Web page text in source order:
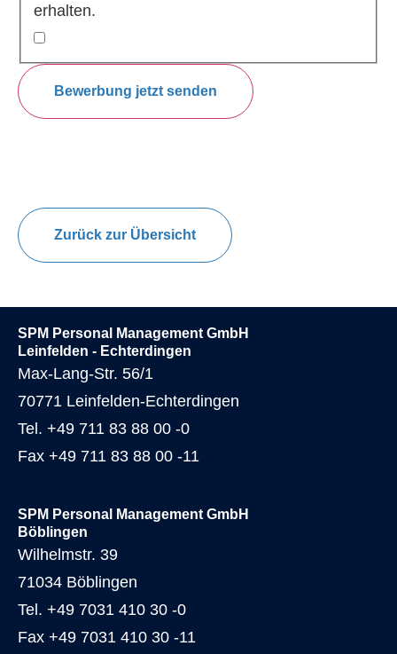
erhalten.
Bewerbung jetzt senden
Zurück zur Übersicht
SPM Personal Management GmbH
Leinfelden - Echterdingen
Max-Lang-Str. 56/1
70771 Leinfelden-Echterdingen
Tel. +49 711 83 88 00 -0
Fax +49 711 83 88 00 -11
SPM Personal Management GmbH
Böblingen
Wilhelmstr. 39
71034 Böblingen
Tel. +49 7031 410 30 -0
Fax +49 7031 410 30 -11